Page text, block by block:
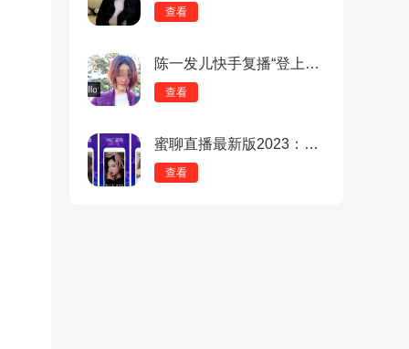
查看
陈一发儿快手复播“登上热搜”？网友们一致吐槽抵制！
查看
蜜聊直播最新版2023：真人视频直播秀场软件，24小时不停歇！
查看